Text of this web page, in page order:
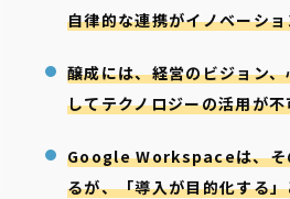
自律的な連携がイノベーシ
醸成には、経営のビジョン
してテクノロジーの活用が
Google Workspaceは、そ
るが、「導入が目的化する